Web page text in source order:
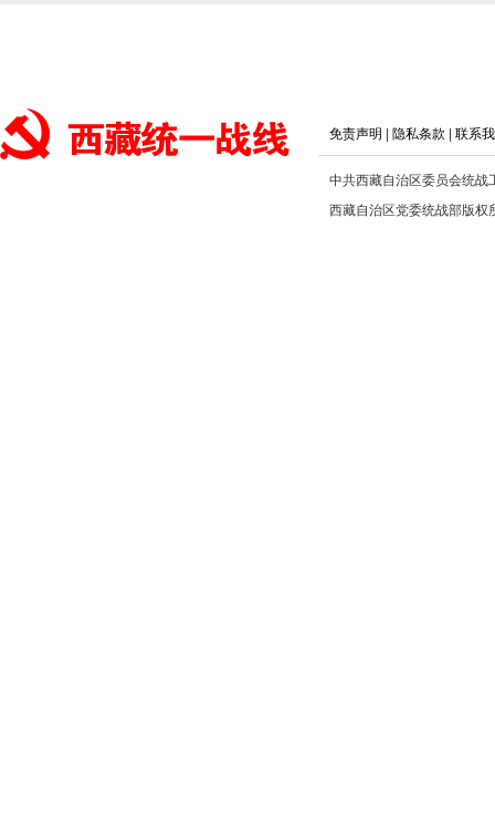
免责声明 隐私条款 联系
中共西藏自治区委员会统
西藏自治区党委统战部版